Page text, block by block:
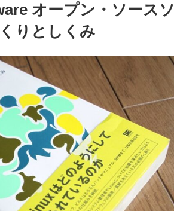
オープン・ソースソ
りとしくみ